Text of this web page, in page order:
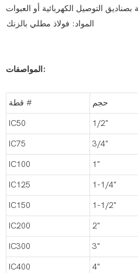
المواد: فولاذ مطلي بالزنك
المواصفات:
قطة # حجم
IC50 1/2"
IC75 3/4"
IC100 1"
IC125 1-1/4"
IC150 1-1/2"
IC200 2"
IC300 3"
IC400 4"